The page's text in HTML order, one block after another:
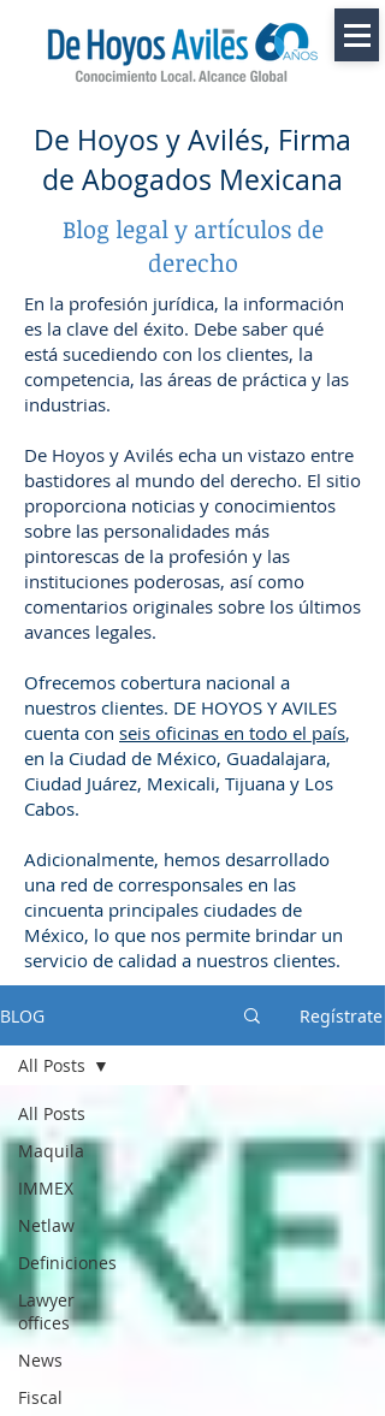
De Hoyos y Avilés, Firma
de Abogados Mexicana
Blog legal y artículos de
derecho
En la profesión jurídica, la información
es la clave del éxito. Debe saber qué
está sucediendo con los clientes, la
competencia, las áreas de práctica y las
industrias.
De Hoyos y Avilés echa un vistazo entre
bastidores al mundo del derecho. El sitio
proporciona noticias y conocimientos
sobre las personalidades más
pintorescas de la profesión y las
instituciones poderosas, así como
comentarios originales sobre los últimos
avances legales.
Ofrecemos cobertura nacional a
nuestros clientes. DE HOYOS Y AVILES
cuenta con seis oficinas en todo el país,
en la Ciudad de México, Guadalajara,
Ciudad Juárez, Mexicali, Tijuana y Los
Cabos.
Adicionalmente, hemos desarrollado
una red de corresponsales en las
cincuenta principales ciudades de
México, lo que nos permite brindar un
servicio de calidad a nuestros clientes.
BLOG Regístrate
All Posts
Maquila
IMMEX
Netlaw
Definiciones
Lawyer
offices
News
Fiscal
All Posts